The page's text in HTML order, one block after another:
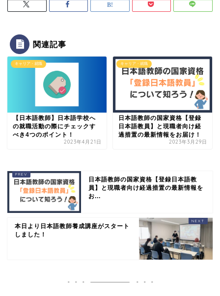
関連記事
キャリア・就職
【日本語教師】日本語学校へ
の就職活動の際にチェックす
べき4つのポイント！
2023年4月21日
キャリア・就職
日本語教師の国家資格【登録
日本語教員】と現職者向け経
過措置の最新情報をお届け！
2023年3月29日
日本語教師の国家資格【登録日本語教
員】と現職者向け経過措置の最新情報を
お...
本日より日本語教師養成講座がスタート
しました！